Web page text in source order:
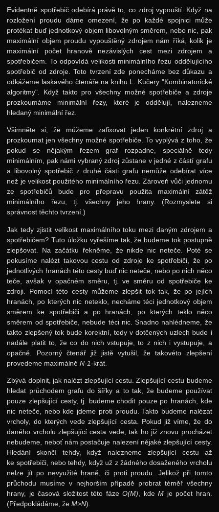
Evidentně spotřebič odebírá právě to, co zdroj vypouští. Když na
rozložení proudu dáme omezení, že po každé spojnici může
protékat buď jednotkový objem libovolným směrem, nebo nic, pak
maximální objem proudu vypouštěný zdrojem nám říká, kolik je
maximální počet hranově nezávislých cest mezi zdrojem a
spotřebičem. To odpovídá velikosti minimálního řezu oddělujícího
spotřebič od zdroje. Toto tvrzení zde ponecháme bez důkazu a
odkážeme laskavého čtenáře na knihu L. Kučery "Kombinatorické
algoritmy". Když takto pro všechny možné spotřebiče a zdroje
prozkoumáme minimální řezy, které je oddělují, nalezneme
hledaný minimální řez.
Všimněte si, že můžeme zafixovat jeden konkrétní zdroj a
prozkoumat jen všechny možné spotřebiče. To vyplývá z toho, že
pokud se nějakým řezem graf rozpadne, speciálně tedy
minimálním, pak námi vybraný zdroj zůstane v jedné z částí grafu
a libovolný spotřebič z druhé části grafu nemůže odebírat více
než je velikost použitého minimálního řezu. Zároveň vůči jednomu
ze spotřebičů bude pro přepravu použita maximální zátěž
minimálního řezu, tj. všechny jeho hrany. (Rozmyslete si
správnost těchto tvrzení.)
Jak tedy zjistit velikost maximálního toku mezi daným zdrojem a
spotřebičem? Tuto úložku vyřešíme tak, že budeme tok postupně
zlepšovat. Na začátku řekněme, že nikde nic neteče. Poté se
pokusíme nalézt takovou cestu od zdroje ke spotřebiči, že po
jednotlivých hranách této cesty buď nic neteče, nebo po nich něco
teče, avšak v opačném směru, tj. ve směru od spotřebiče ke
zdroji. Pomocí této cesty můžeme zlepšit tok tak, že po jejích
hranách, po kterých nic neteklo, necháme téci jednotkový objem
směrem ke spotřebiči a po hranách, po kterých teklo něco
směrem od spotřebiče, nebude téci nic. Snadno nahlédneme, že
takto zlepšený tok bude korektní, tedy v dotčených uzlech bude i
nadále platit to, že co do nich vstupuje, to z nich i vystupuje, a
opačně. Pozorný čtenář již jistě vytušil, že takovéto zlepšení
provedeme maximálněN-1-krát.
Zbývá doplnit, jak nalézt zlepšující cestu. Zlepšující cestu budeme
hledat průchodem grafu do šířky a to tak, že budeme používat
pouze zlepšující cesty, tj. budeme chodit pouze po hranách, kde
nic neteče, nebo kde jdeme proti proudu. Takto budeme nalézat
vrcholy, do kterých vede zlepšující cesta. Pokud již víme, že do
daného vrcholu zlepšující cesta vede, tak ho již znovu procházet
nebudeme, neboť nám postačuje nalezení nějaké zlepšující cesty.
Hledání skončí tehdy, když nalezneme zlepšující cestu až
ke spotřebiči, nebo tehdy, když už z žádného dosaženého vrcholu
nelze jít po nevyužité hraně, či proti proudu. Jelikož při tomto
průchodu musíme v nejhorším případě probrat téměř všechny
hrany, je časová složitost této fázeO(M) , kdeM je počet hran.
(Předpokládáme, žeM>N).